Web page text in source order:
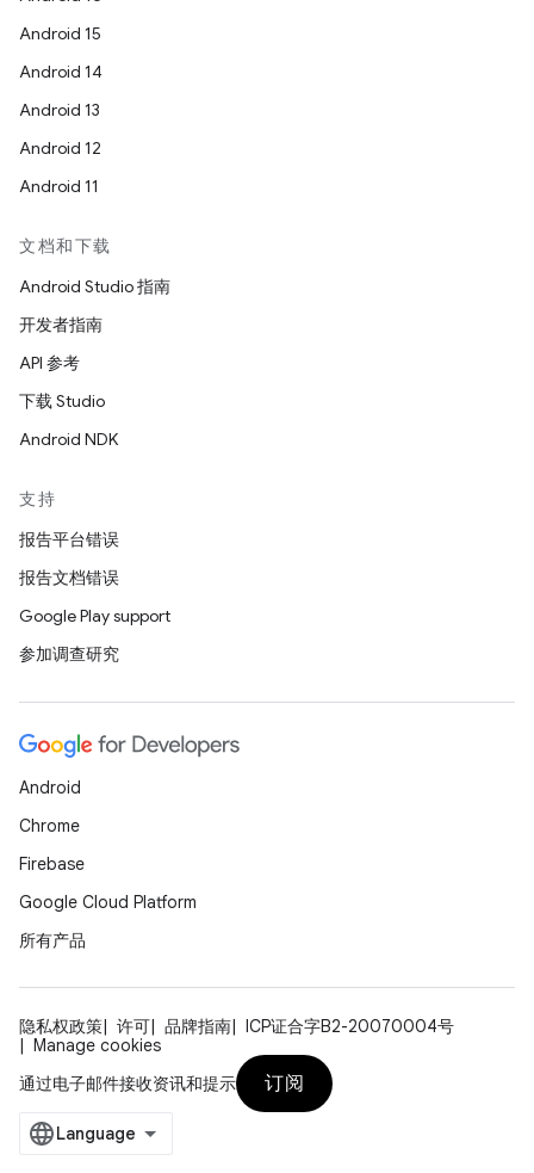
Android 15
Android 14
Android 13
Android 12
Android 11
文档和下载
Android Studio 指南
开发者指南
API 参考
下载 Studio
Android NDK
支持
报告平台错误
报告文档错误
Google Play support
参加调查研究
Android
Chrome
Firebase
Google Cloud Platform
所有产品
隐私权政策 许可 品牌指南
ICP证合字B2-20070004号
Manage cookies
通过电子邮件接收资讯和提示
订阅